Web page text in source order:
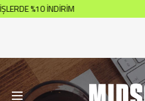
%10 İNDİRİM